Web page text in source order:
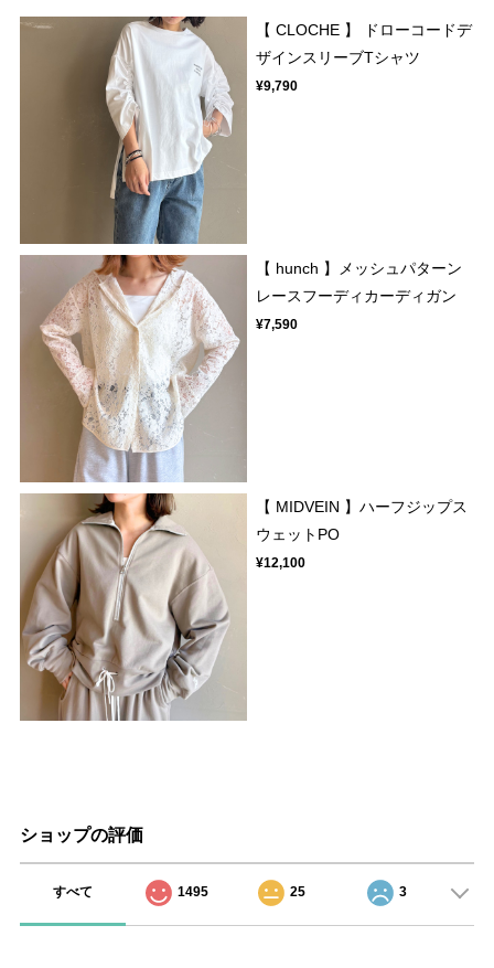
【 CLOCHE 】 ドローコードデ
ザインスリーブTシャツ
¥9,790
【 hunch 】メッシュパターン
レースフーディカーディガン
¥7,590
【 MIDVEIN 】ハーフジップス
ウェットPO
¥12,100
ショップの評価
すべて 1495 25 3